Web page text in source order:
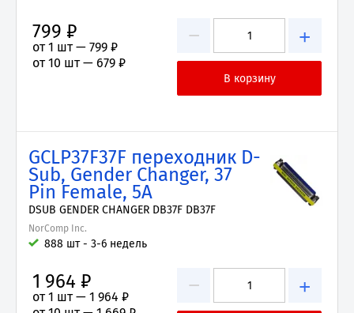
− +
799 ₽
от 1 шт — 799 ₽
от 10 шт — 679 ₽
GCLP37F37F переходник D-
Sub, Gender Changer, 37
Pin Female, 5А
DSUB GENDER CHANGER DB37F DB37F
NorComp Inc.
888 шт - 3-6 недель
− +
1 964 ₽
от 1 шт — 1 964 ₽